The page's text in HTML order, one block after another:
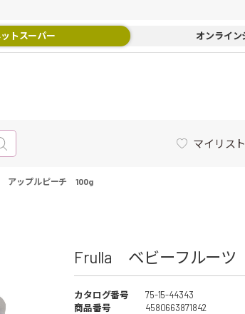
トスーパー オンライン
マイリスト
アップルピーチ 100g
Frulla ベビーフルー
カタログ番号
75-15-44343
商品番号
4580663871842